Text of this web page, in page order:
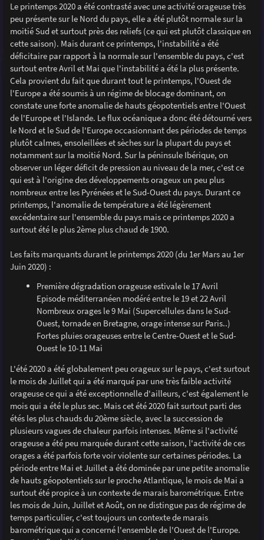
Le printemps 2020 a été contrasté avec une activité orageuse très
peu présente sur le Nord du pays, elle a été plutôt normale sur la
moitié Sud et surtout près des reliefs (ce qui est plutôt classique en
cette saison). Mais durant ce printemps, l'instabilité a été
déficitaire par rapport à la normale sur l'ensemble du pays, c'est
surtout entre Avril et Mai que l'instabilité a été la plus présente.
Cela provient du fait que durant tout le printemps, l'Ouest de
l'Europe a été soumis à un régime de blocage dominant, on
constate une forte anomalie de hauts géopotentiels entre l'Ouest
de l'Europe et l'Islande. Le flux océanique a donc été détourné vers
le Nord et le Sud de l'Europe occasionnant des périodes de temps
plutôt calmes, ensoleillées et sèches sur la plupart du pays et
notamment sur la moitié Nord. Sur la péninsule Ibérique, on
observer un léger déficit de pression au niveau de la mer, c'est ce
qui est à l'origine des développements orageux un peu plus
nombreux entre les Pyrénées et le Sud-Ouest du pays. Durant ce
printemps, l'anomalie de température a été légèrement
excédentaire sur l'ensemble du pays mais ce printemps 2020 a
surtout été le plus 2ème plus chaud de 1900.
Les faits marquants durant le printemps 2020 (du 1er Mars au 1er
Juin 2020) :
Première dégradation orageuse estivale le 17 Avril
Episode méditerranéen modéré entre le 19 et 22 Avril
Nombreux orages le 9 Mai (Supercellules dans le Sud-
Ouest, tornade en Bretagne, orage intense sur Paris..)
Fortes pluies orageuses entre le Centre-Ouest et le Sud-
Ouest le 10-11 Mai
L'été 2020 a été globalement peu orageux sur le pays, c'est surtout
le mois de Juillet qui a été marqué par une très faible activité
orageuse ce qui a été exceptionnelle d'ailleurs, c'est également le
mois qui a été le plus sec. Mais cet été 2020 fait surtout parti des
étés les plus chauds du 20ème siècle, avec la succession de
plusieurs vagues de chaleur parfois intenses. Même si l'activité
orageuse a été peu marquée durant cette saison, l'activité de ces
orages a été parfois forte voir violente sur certaines périodes. La
période entre Mai et Juillet a été dominée par une petite anomalie
de hauts géopotentiels sur le proche Atlantique, le mois de Mai a
surtout été propice à un contexte de marais barométrique. Entre
les mois de Juin, Juillet et Août, on ne distingue pas de régime de
temps particulier, c'est toujours un contexte de marais
barométrique qui a concerné l'ensemble de l'Ouest de l'Europe.